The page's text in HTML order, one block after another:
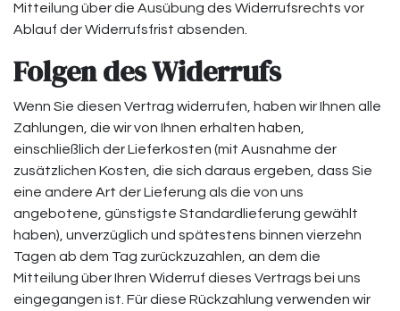
Mitteilung über die Ausübung des Widerrufsrechts vor
Ablauf der Widerrufsfrist absenden.
Folgen des Widerrufs
Wenn Sie diesen Vertrag widerrufen, haben wir Ihnen alle
Zahlungen, die wir von Ihnen erhalten haben,
einschließlich der Lieferkosten (mit Ausnahme der
zusätzlichen Kosten, die sich daraus ergeben, dass Sie
eine andere Art der Lieferung als die von uns
angebotene, günstigste Standardlieferung gewählt
haben), unverzüglich und spätestens binnen vierzehn
Tagen ab dem Tag zurückzuzahlen, an dem die
Mitteilung über Ihren Widerruf dieses Vertrags bei uns
eingegangen ist. Für diese Rückzahlung verwenden wir